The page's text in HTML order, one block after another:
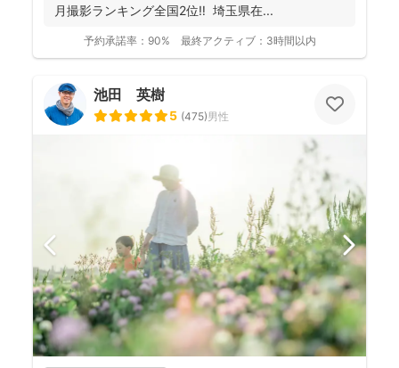
月撮影ランキング全国2位‼️ 埼玉県在...
予約承諾率： 90% 最終アクティブ： 3時間以内
池田 英樹
5 (475)男性